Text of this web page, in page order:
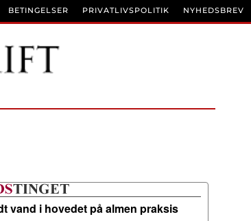
BETINGELSER PRIVATLIVSPOLITIK NYHEDSBREV
vand i hovedet på almen praksis